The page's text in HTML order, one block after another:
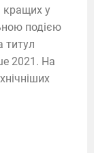
кращих у
подією
титул
2021. На